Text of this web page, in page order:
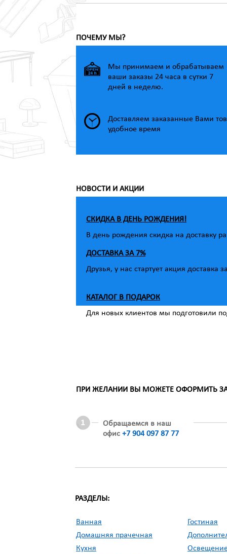
ПОЧЕМУ МЫ?
Мы принимаем и обрабатываем
ваши заказы 24 часа в сутки 7
дней в неделю.
Доставляем заказанные Вами
удобное время
НОВОСТИ И АКЦИИ
СКИДКА В ДЕНЬ РОЖДЕНИЯ!
В день рождения скидка на доставку
ДОСТАВКА ЗА 7%
Друзья, у нас стартует акция доставка
КАТАЛОГ В ПОДАРОК
Для новых клиентов мы подготовили
ПРИ ЖЕЛАНИИ ВЫ МОЖЕТЕ ОФОРМИТЬ
Обращаемся в наш
офис +7 904 097 87 77
РАЗДЕЛЫ:
Ванная
Гостиная
Домашняя прачечная
Кухня